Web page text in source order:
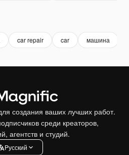
car repair car машина
создания ваших лучших работ.
среди креаторов,
агентств и студий.
Pусский